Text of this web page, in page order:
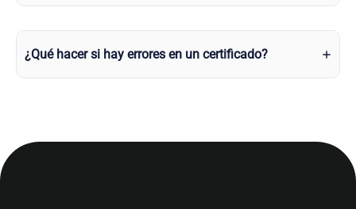
¿Qué hacer si hay errores en un certificado?